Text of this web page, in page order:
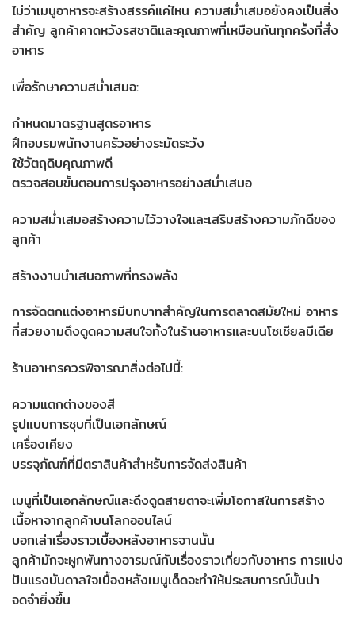
ไม่ว่าเมนูอาหารจะสร้างสรรค์แค่ไหน ความสม่ำเสมอยังคงเป็นสิ่ง
สำคัญ ลูกค้าคาดหวังรสชาติและคุณภาพที่เหมือนกันทุกครั้งที่สั่ง
อาหาร
เพื่อรักษาความสม่ำเสมอ:
กำหนดมาตรฐานสูตรอาหาร
ฝึกอบรมพนักงานครัวอย่างระมัดระวัง
ใช้วัตถุดิบคุณภาพดี
ตรวจสอบขั้นตอนการปรุงอาหารอย่างสม่ำเสมอ
ความสม่ำเสมอสร้างความไว้วางใจและเสริมสร้างความภักดีของ
ลูกค้า
สร้างงานนำเสนอภาพที่ทรงพลัง
การจัดตกแต่งอาหารมีบทบาทสำคัญในการตลาดสมัยใหม่ อาหาร
ที่สวยงามดึงดูดความสนใจทั้งในร้านอาหารและบนโซเชียลมีเดีย
ร้านอาหารควรพิจารณาสิ่งต่อไปนี้:
ความแตกต่างของสี
รูปแบบการชุบที่เป็นเอกลักษณ์
เครื่องเคียง
บรรจุภัณฑ์ที่มีตราสินค้าสำหรับการจัดส่งสินค้า
เมนูที่เป็นเอกลักษณ์และดึงดูดสายตาจะเพิ่มโอกาสในการสร้าง
เนื้อหาจากลูกค้าบนโลกออนไลน์
บอกเล่าเรื่องราวเบื้องหลังอาหารจานนั้น
ลูกค้ามักจะผูกพันทางอารมณ์กับเรื่องราวเกี่ยวกับอาหาร การแบ่ง
ปันแรงบันดาลใจเบื้องหลังเมนูเด็ดจะทำให้ประสบการณ์นั้นน่า
จดจำยิ่งขึ้น